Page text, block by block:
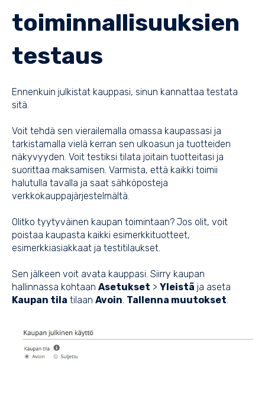
toiminnallisuuksien
testaus
Ennenkuin julkistat kauppasi, sinun kannattaa testata
sitä.
Voit tehdä sen vierailemalla omassa kaupassasi ja
tarkistamalla vielä kerran sen ulkoasun ja tuotteiden
näkyvyyden. Voit testiksi tilata joitain tuotteitasi ja
suorittaa maksamisen. Varmista, että kaikki toimii
halutulla tavalla ja saat sähköposteja
verkkokauppajärjestelmältä.
Olitko tyytyväinen kaupan toimintaan? Jos olit, voit
poistaa kaupasta kaikki esimerkkituotteet,
esimerkkiasiakkaat ja testitilaukset.
Sen jälkeen voit avata kauppasi. Siirry kaupan
hallinnassa kohtaan Asetukset > Yleistä ja aseta
Kaupan tila tilaan Avoin. Tallenna muutokset.